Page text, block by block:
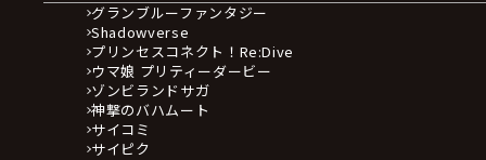
グランブルーファンタジー
Shadowverse
プリンセスコネクト！Re:Dive
ウマ娘 プリティーダービー
ゾンビランドサガ
神撃のバハムート
サイコミ
サイピク